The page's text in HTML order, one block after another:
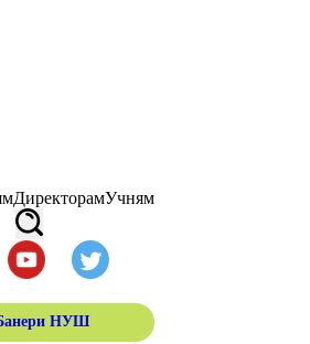
ДиректорамУчням
НУШ